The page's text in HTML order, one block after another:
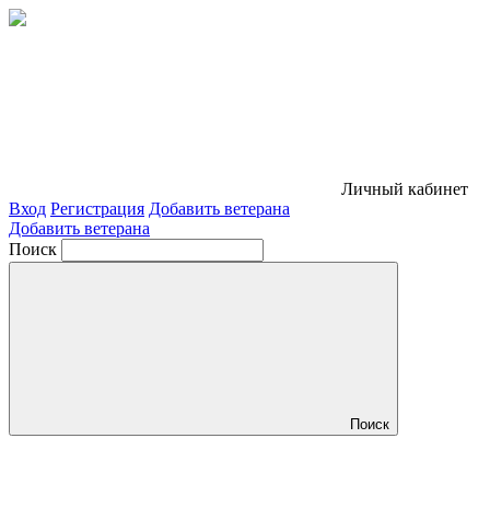
Личный кабинет
Вход Регистрация Добавить ветерана
Добавить ветерана
Поиск
Поиск